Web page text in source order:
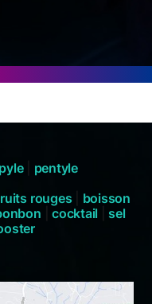
| pentyle
rouges
boisson
|cocktail
sel